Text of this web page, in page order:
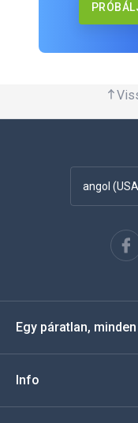
angol
Español
Deutsch
Egy páratlan,
Info